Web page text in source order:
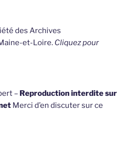
des Archives
et-Loire. Cliquez pour
– Reproduction interdite sur
Merci d’en discuter sur ce